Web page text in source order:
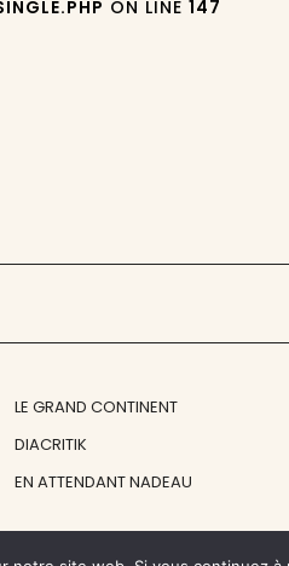
ON LINE147
LE GRAND CONTINENT
DIACRITIK
EN ATTENDANT NADEAU